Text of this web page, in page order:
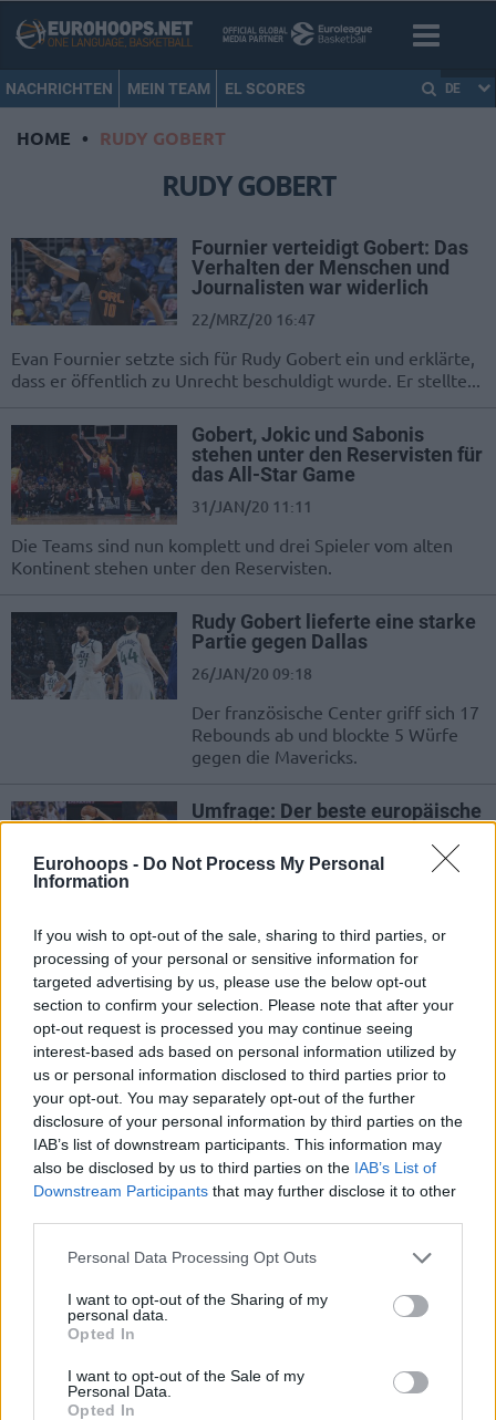
Eurohoops - Do Not Process My Personal
Information
If you wish to opt-out of the sale, sharing to third parties, or
processing of your personal or sensitive information for
targeted advertising by us, please use the below opt-out
section to confirm your selection. Please note that after your
opt-out request is processed you may continue seeing
interest-based ads based on personal information utilized by
us or personal information disclosed to third parties prior to
your opt-out. You may separately opt-out of the further
disclosure of your personal information by third parties on the
IAB’s list of downstream participants. This information may
also be disclosed by us to third parties on the IAB’s List of
Downstream Participants that may further disclose it to other
Please note that this website/app uses one or more Google
not limited to your visit or usage behaviour. You may click to
grant or deny consent to Google and its third-party tags to
use your data for below specified purposes in below Google
consent section.
Personal Data Processing Opt Outs
I want to opt-out of the Sharing of my
personal data.
Opted In
I want to opt-out of the Sale of my
Personal Data.
Opted In
NACHRICHTEN MEIN TEAM EL SCORES DE
HOME • RUDY GOBERT
RUDY GOBERT
Fournier verteidigt Gobert: Das
Verhalten der Menschen und
Journalisten war widerlich
22/MRZ/20 16:47
Evan Fournier setzte sich für Rudy Gobert ein und erklärte,
dass er öffentlich zu Unrecht beschuldigt wurde. Er stellte...
Gobert, Jokic und Sabonis
stehen unter den Reservisten für
das All-Star Game
31/JAN/20 11:11
Die Teams sind nun komplett und drei Spieler vom alten
Kontinent stehen unter den Reservisten.
Rudy Gobert lieferte eine starke
Partie gegen Dallas
26/JAN/20 09:18
Der französische Center griff sich 17
Rebounds ab und blockte 5 Würfe
gegen die Mavericks.
Umfrage: Der beste europäische
NBA-Spieler des Jahrzehnts
26/DEZ/19 13:45
Spuren in der NBA hinterlassen
haben und es ist Zeit...
Rudy Gobert ist der französische
Spieler des Jahres
12/OKT/19 23:30
Utah Jazz Center Rudy Gobert
schnappt sich die Alain Gilles
Trophäe.
(Viertelfinale,Tag 2): Gobert hat
etwas gegen einfache Punkte
Rudy Gobert blockt gleich drei Würfe gegen Team USA und
schnappte sich mit einer Ausführung den ersten Platz.
Doncic ist der Rookie des Jahres